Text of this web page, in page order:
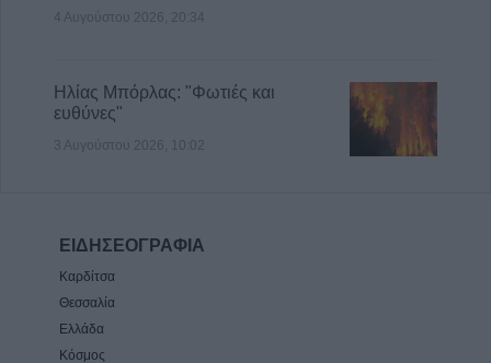
4 Αυγούστου 2026, 20:34
Ηλίας Μπόρλας: "Φωτιές και
ευθύνες"
3 Αυγούστου 2026, 10:02
ΕΙΔΗΣΕΟΓΡΑΦΙΑ
Καρδίτσα
Θεσσαλία
Ελλάδα
Κόσμος